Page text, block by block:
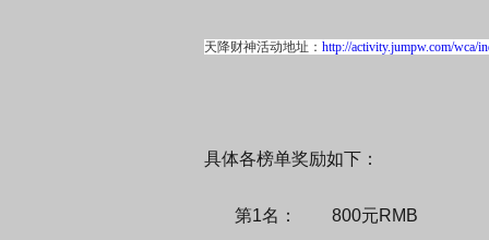
天降财神活动地址： http://activity.jumpw.com/wca/
具体各榜单奖励如下：
第1名： 800元RMB